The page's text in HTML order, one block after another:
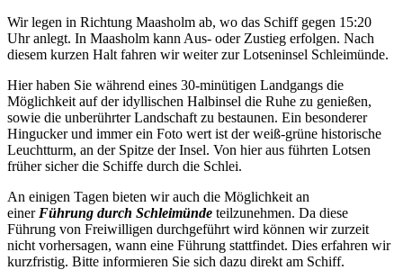
Wir legen in Richtung Maasholm ab, wo das Schiff gegen 15:20
Uhr anlegt. In Maasholm kann Aus- oder Zustieg erfolgen. Nach
diesem kurzen Halt fahren wir weiter zur Lotseninsel Schleimünde.
Hier haben Sie während eines 30-minütigen Landgangs die
Möglichkeit auf der idyllischen Halbinsel die Ruhe zu genießen,
sowie die unberührter Landschaft zu bestaunen. Ein besonderer
Hingucker und immer ein Foto wert ist der weiß-grüne historische
Leuchtturm, an der Spitze der Insel. Von hier aus führten Lotsen
früher sicher die Schiffe durch die Schlei.
An einigen Tagen bieten wir auch die Möglichkeit an
einer Führung durch Schleimünde teilzunehmen. Da diese
Führung von Freiwilligen durchgeführt wird können wir zurzeit
nicht vorhersagen, wann eine Führung stattfindet. Dies erfahren wir
kurzfristig. Bitte informieren Sie sich dazu direkt am Schiff.